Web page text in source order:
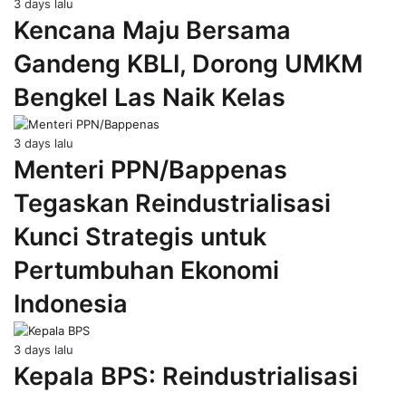
3 days lalu
Kencana Maju Bersama
Gandeng KBLI, Dorong UMKM
Bengkel Las Naik Kelas
3 days lalu
Menteri PPN/Bappenas
Tegaskan Reindustrialisasi
Kunci Strategis untuk
Pertumbuhan Ekonomi
Indonesia
3 days lalu
Kepala BPS: Reindustrialisasi